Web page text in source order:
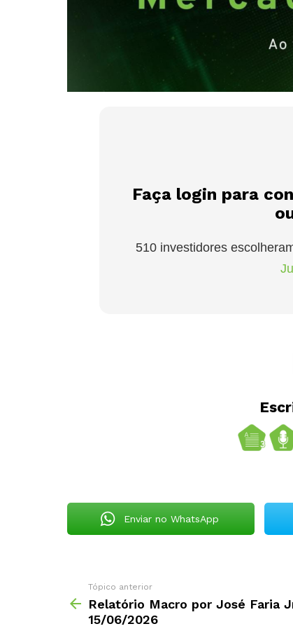
Faça login para
510 investidores
Enviar no WhatsApp
Tópico anterior
Relatório Macro por José Faria
15/06/2026